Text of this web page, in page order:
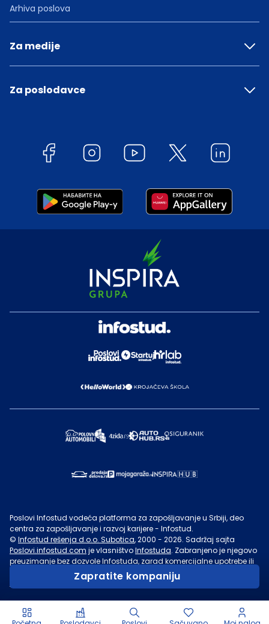
Zapratite kompaniju
Arhiva poslova
Za medije
Za poslodavce
Poslovi Infostud vodeća platforma za zapošljavanje u Srbiji, deo
centra za zapošljavanje i razvoj karijere - Infostud.
© Infostud rešenja d.o.o. Subotica, 2000 - 2026. Sadržaj sajta
Poslovi.infostud.com je vlasništvoInfostuda. Zabranjeno je njegovo
preuzimanje bez dozvoleInfostuda, zarad komercijalne upotrebe ili
u druge svrhe, osim za lične potrebe posetilaca sajta.